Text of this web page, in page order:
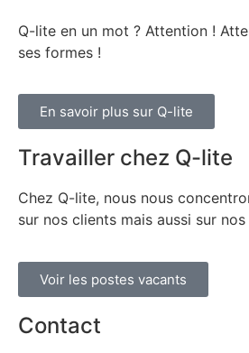
Q-lite en un mot ? Attention !
ses formes !
En savoir plus sur Q-lite
Travailler chez Q-lite
Chez Q-lite, nous nous
sur nos clients mais aussi sur
Voir les postes vacants
Contact